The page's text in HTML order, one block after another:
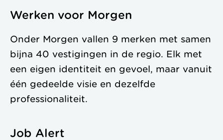
Werken voor Morgen
Onder Morgen vallen 9 merken met samen
bijna 40 vestigingen in de regio. Elk met
een eigen identiteit en gevoel, maar vanuit
één gedeelde visie en dezelfde
professionaliteit.
Job Alert